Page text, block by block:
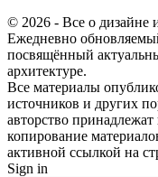
© 2026 - Все о дизайне
Ежедневно
посвящённый
архитектуре.
Все материалы
источников и других
авторство
копирование
активной ссылкой на
Sign in